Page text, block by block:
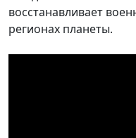
восстанавливает
регионах планеты.